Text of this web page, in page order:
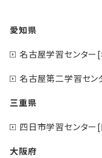
愛知県
名古屋学習センター
名古屋第二学習セン
三重県
四日市学習センター
大阪府